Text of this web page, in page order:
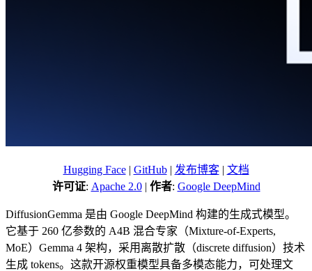
Hugging Face| GitHub| 发布博客| 文档
许可证: Apache 2.0| 作者: Google DeepMind
DiffusionGemma 是由 Google DeepMind 构建的生成式模型。
它基于 260 亿参数的 A4B 混合专家（Mixture-of-Experts,
MoE）Gemma 4 架构，采用离散扩散（discrete diffusion）技术
生成 tokens。这款开源权重模型具备多模态能力，可处理文